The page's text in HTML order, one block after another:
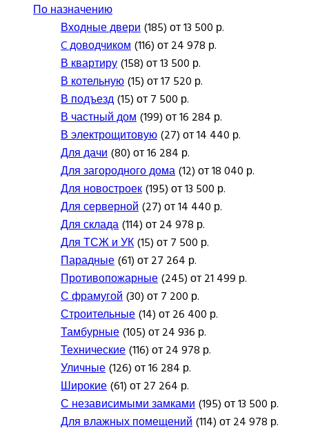
По назначению
Входные двери(185) от 13 500 р.
C доводчиком(116) от 24 978 р.
В квартиру(158) от 13 500 р.
В котельную(15) от 17 520 р.
В подъезд(15) от 7 500 р.
В частный дом(199) от 16 284 р.
В электрощитовую(27) от 14 440 р.
Для дачи(80) от 16 284 р.
Для загородного дома(12) от 18 040 р.
Для новостроек(195) от 13 500 р.
Для серверной(27) от 14 440 р.
Для склада(114) от 24 978 р.
Для ТСЖ и УК(15) от 7 500 р.
Парадные(61) от 27 264 р.
Противопожарные(245) от 21 499 р.
С фрамугой(30) от 7 200 р.
Строительные(14) от 26 400 р.
Тамбурные(105) от 24 936 р.
Технические(116) от 24 978 р.
Уличные(126) от 16 284 р.
Широкие(61) от 27 264 р.
С независимыми замками(195) от 13 500 р.
Для влажных помещений(114) от 24 978 р.